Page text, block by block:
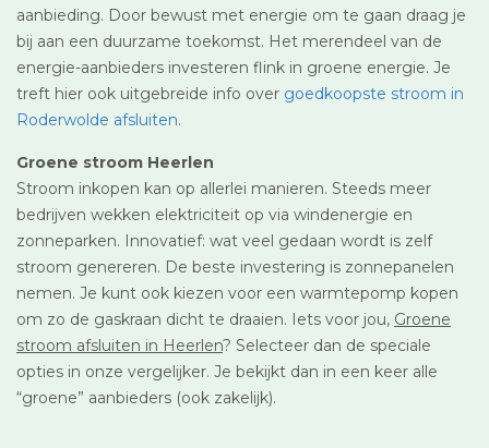
aanbieding. Door bewust met energie om te gaan draag je
bij aan een duurzame toekomst. Het merendeel van de
energie-aanbieders investeren flink in groene energie. Je
treft hier ook uitgebreide info over goedkoopste stroom in
Roderwolde afsluiten.
Groene stroom Heerlen
Stroom inkopen kan op allerlei manieren. Steeds meer
bedrijven wekken elektriciteit op via windenergie en
zonneparken. Innovatief: wat veel gedaan wordt is zelf
stroom genereren. De beste investering is zonnepanelen
nemen. Je kunt ook kiezen voor een warmtepomp kopen
om zo de gaskraan dicht te draaien. Iets voor jou, Groene
stroom afsluiten in Heerlen? Selecteer dan de speciale
opties in onze vergelijker. Je bekijkt dan in een keer alle
“groene” aanbieders (ook zakelijk).